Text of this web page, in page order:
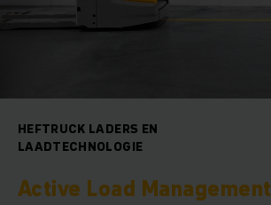
HEFTRUCK LADERS EN
LAADTECHNOLOGIE
Active Load Management